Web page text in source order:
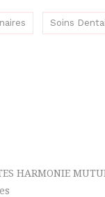
Soins
HARMONIE